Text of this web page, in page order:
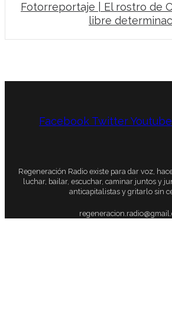
Fotorreportaje | El rostro de
libre
Facebook TwitterYoutube
Regeneración Radio existe para dar voz,
luchar, bailar, escuchar, caminar juntos y
anticapitalistas y gritarlo sin